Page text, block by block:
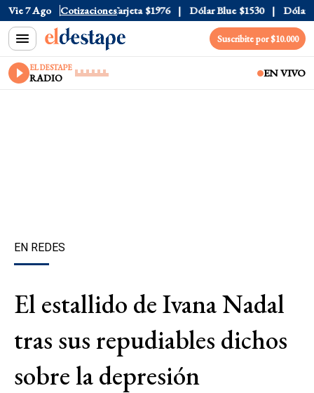
Vie 7 Ago Cotizaciones
$1520 Dólar Tarjeta $1976 Dólar Blue $1530 Dólar
Suscribite por $10.000
EL DESTAPE
RADIO EN VIVO
EN REDES
El estallido de Ivana Nadal
tras sus repudiables dichos
sobre la depresión